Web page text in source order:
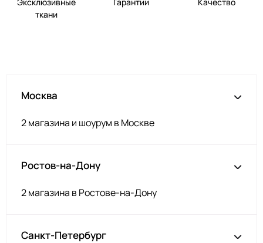
Эксклюзивные
ткани
Гарантии Качество
Москва
2 магазина и шоурум в Москве
Ростов-на-Дону
2 магазина в Ростове-на-Дону
Санкт-Петербург